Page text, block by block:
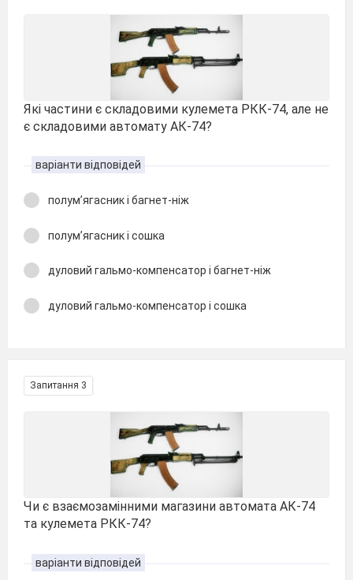
Які частини є складовими кулемета РКК-74, але не
є складовими автомату АК-74?
варіанти відповідей
полум’ягасник і багнет-ніж
полум’ягасник і сошка
дуловий гальмо-компенсатор і багнет-ніж
дуловий гальмо-компенсатор і сошка
Запитання 3
Чи є взаємозамінними магазини автомата АК-74
та кулемета РКК-74?
варіанти відповідей